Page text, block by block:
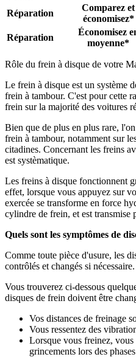
Réparation
Comparez et
économisez*
Réparation
Économisez
moyenne*
Rôle du frein à disque de votre
Le frein à disque est un système
frein à tambour. C'est pour cette
frein sur la majorité des voitures
Bien que de plus en plus rare,
frein à tambour, notamment sur
citadines. Concernant les freins
est systèmatique.
Les freins à disque fonctionnent
effet, lorsque vous appuyez sur
exercée se transforme en force
cylindre de frein, et est transmise
Quels sont les symptômes de
Comme toute pièce d'usure, les
contrôlés et changés si nécessaire.
Vous trouverez ci-dessous
disques de frein doivent être
Vos distances de freinage
Vous ressentez des
Lorsque vous freinez, vous
grincements lors des